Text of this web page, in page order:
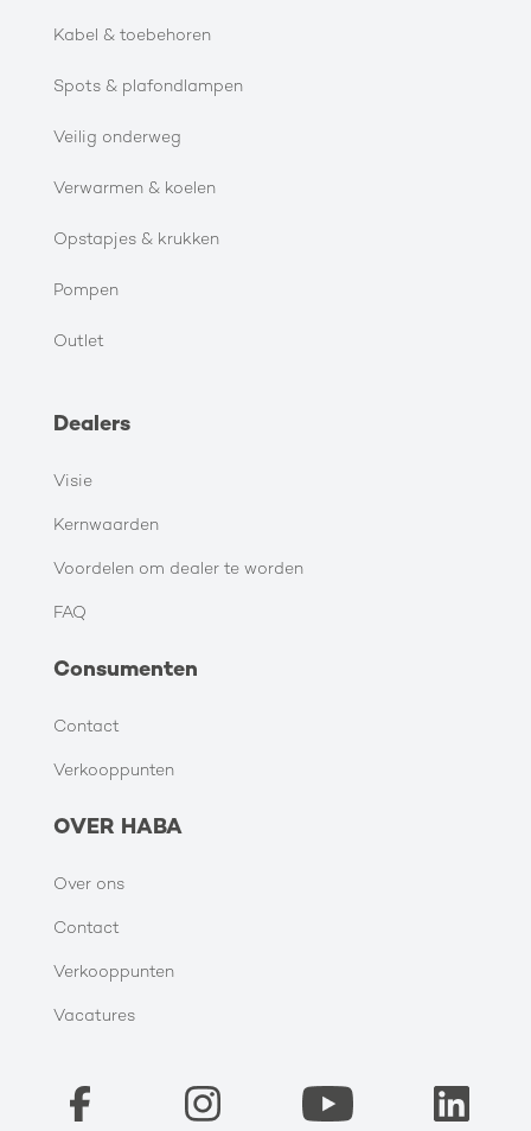
Kabel & toebehoren
Spots & plafondlampen
Veilig onderweg
Verwarmen & koelen
Opstapjes & krukken
Pompen
Outlet
Dealers
Visie
Kernwaarden
Voordelen om dealer te worden
FAQ
Consumenten
Contact
Verkooppunten
OVER HABA
Over ons
Contact
Verkooppunten
Vacatures